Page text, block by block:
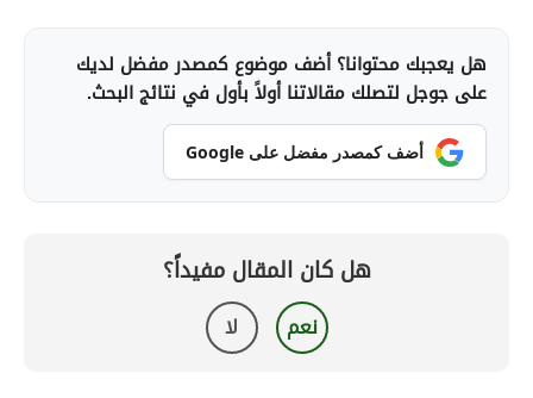
هل يعجبك محتوانا؟ أضف موضوع كمصدر مفضل لديك
على جوجل لتصلك مقالاتنا أولاً بأول في نتائج البحث.
أضف كمصدر مفضل على Google
هل كان المقال مفيداً؟
نعم لا